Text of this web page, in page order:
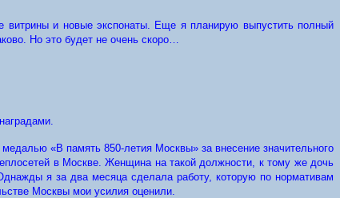
витрины и новые экспонаты. Еще я планирую выпустить полный
Но это будет не очень скоро…
«В память 850-летия Москвы» за внесение значительного
в Москве. Женщина на такой должности, к тому же дочь
я за два месяца сделала работу, которую по нормативам
Москвы мои усилия оценили.